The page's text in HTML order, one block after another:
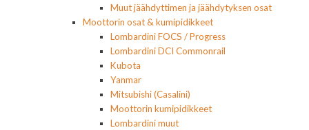
Muut jäähdyttimen ja jäähdytyksen osat
Moottorin osat & kumipidikkeet
Lombardini FOCS / Progress
Lombardini DCI Commonrail
Kubota
Yanmar
Mitsubishi (Casalini)
Moottorin kumipidikkeet
Lombardini muut